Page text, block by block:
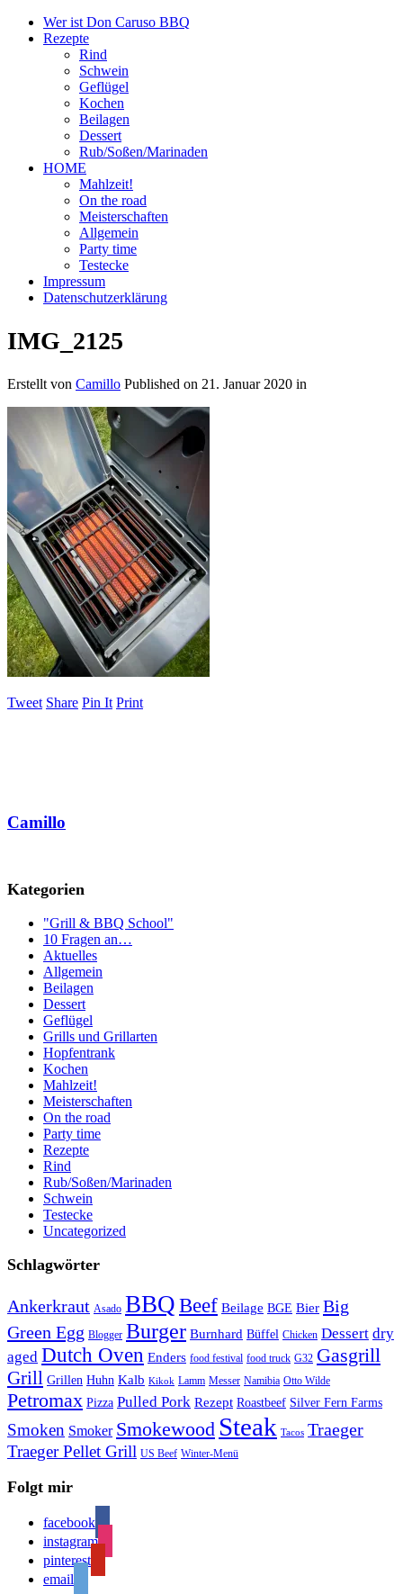
Wer ist Don Caruso BBQ
Rezepte
Rind
Schwein
Geflügel
Kochen
Beilagen
Dessert
Rub/Soßen/Marinaden
HOME
Mahlzeit!
On the road
Meisterschaften
Allgemein
Party time
Testecke
Impressum
Datenschutzerklärung
IMG_2125
Erstellt von Camillo Published on 21. Januar 2020 in
Tweet Share Pin It Print
Camillo
Kategorien
"Grill & BBQ School"
10 Fragen an…
Aktuelles
Allgemein
Beilagen
Dessert
Geflügel
Grills und Grillarten
Hopfentrank
Kochen
Mahlzeit!
Meisterschaften
On the road
Party time
Rezepte
Rind
Rub/Soßen/Marinaden
Schwein
Testecke
Uncategorized
Schlagwörter
Ankerkraut Asado BBQBeef Beilage BGE Bier Big
Green Egg Blogger Burger Burnhard Büffel Chicken Dessert dry
aged Dutch Oven Enders food festival food truck G32 Gasgrill
Grill Grillen Huhn Kalb Kikok Lamm Messer Namibia Otto Wilde
Petromax Pizza Pulled Pork Rezept Roastbeef Silver Fern Farms
Smoken Smoker Smokewood Steak Tacos Traeger
Traeger Pellet Grill US Beef Winter-Menü
Folgt mir
facebook
instagram
pinterest
email